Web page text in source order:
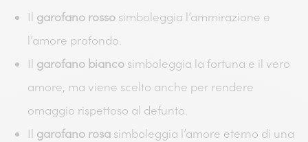
Il garofano rosso simboleggia l’ammirazione e
l’amore profondo.
Il garofano bianco simboleggia la fortuna e il vero
amore, ma viene scelto anche per rendere
omaggio rispettoso al defunto.
Il garofano rosa simboleggia l’amore eterno di una